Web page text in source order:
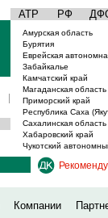
АТР РФ
|
Амурская область
Бурятия
Еврейская
Забайкалье
Камчатский край
Магаданская область
Приморский край
Республика Саха
Сахалинская область
Хабаровский край
Чукотский
Компании